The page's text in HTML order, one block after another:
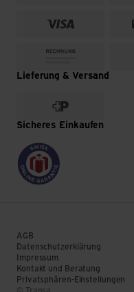
Lieferung & Versand
Sicheres Einkaufen
AGB
Datenschutzerklärung
Impressum
Kontakt und Beratung
Privatsphären-Einstellungen